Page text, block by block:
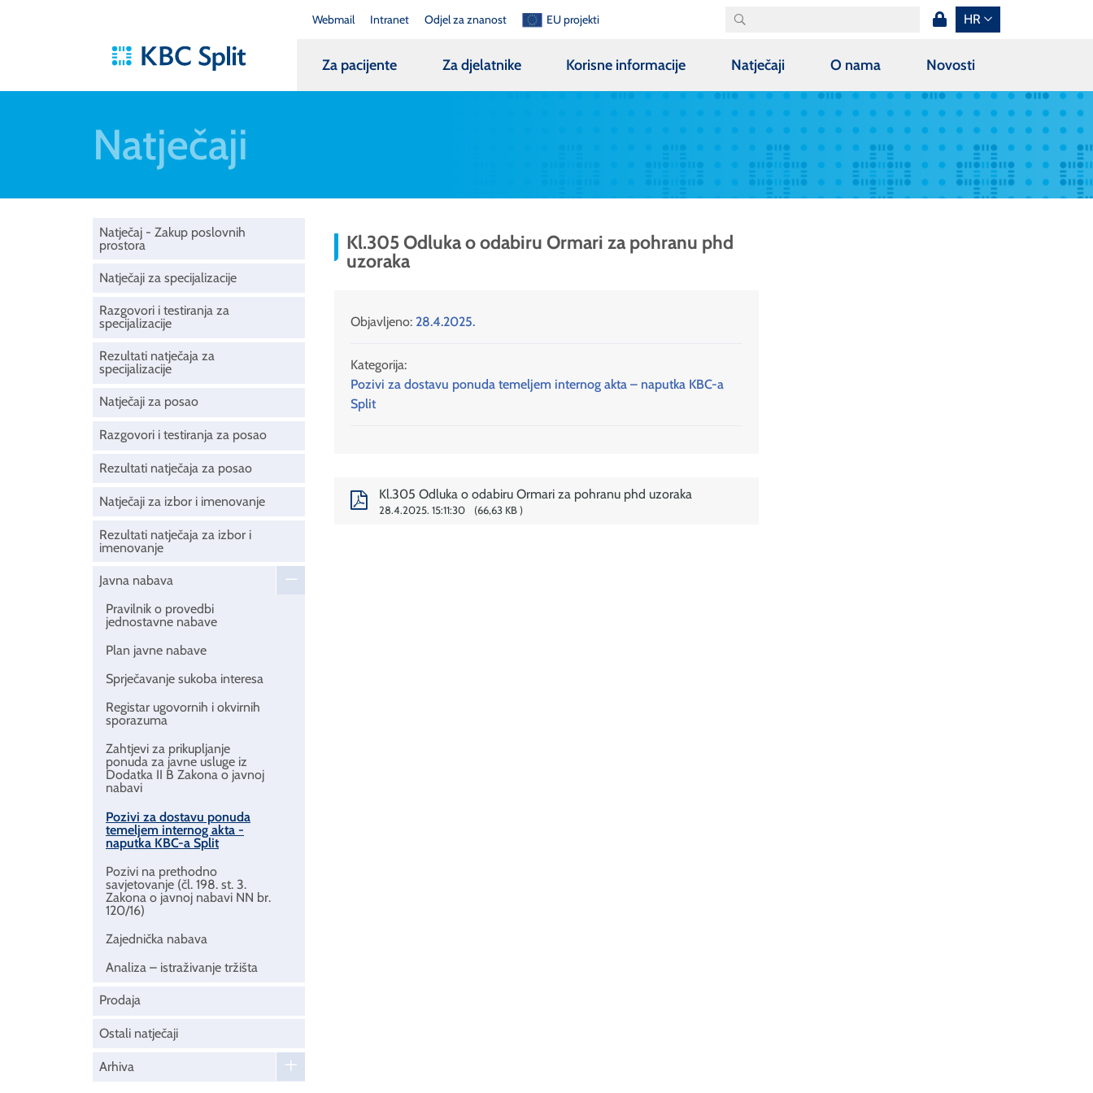
Webmail Intranet Odjel za znanost EU projekti HR
Za pacijente Za djelatnike Korisne informacije Natječaji O nama Novosti
Natječaji
Natječaj - Zakup poslovnih
prostora
Natječaji za specijalizacije
Razgovori i testiranja za
specijalizacije
Rezultati natječaja za
specijalizacije
Natječaji za posao
Razgovori i testiranja za posao
Rezultati natječaja za posao
Natječaji za izbor i imenovanje
Rezultati natječaja za izbor i
imenovanje
Javna nabava
Pravilnik o provedbi
jednostavne nabave
Plan javne nabave
Sprječavanje sukoba interesa
Registar ugovornih i okvirnih
sporazuma
Zahtjevi za prikupljanje
ponuda za javne usluge iz
Dodatka II B Zakona o javnoj
nabavi
Pozivi za dostavu ponuda
temeljem internog akta -
naputka KBC-a Split
Pozivi na prethodno
savjetovanje (čl. 198. st. 3.
Zakona o javnoj nabavi NN br.
120/16)
Zajednička nabava
Analiza – istraživanje tržišta
Prodaja
Ostali natječaji
Arhiva
Kl.305 Odluka o odabiru Ormari za pohranu phd
uzoraka
Objavljeno: 28.4.2025.
Kategorija:
Pozivi za dostavu ponuda temeljem internog akta – naputka KBC-a
Split
Kl.305 Odluka o odabiru Ormari za pohranu phd uzoraka
28.4.2025. 15:11:30 66,63 KB